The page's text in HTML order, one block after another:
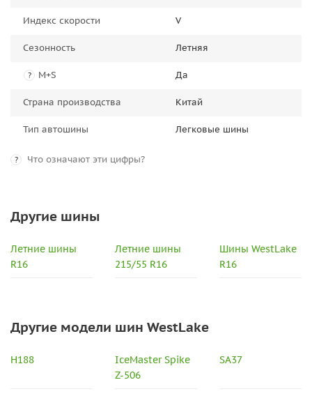
Индекс скорости V
Сезонность Летняя
? M+S Да
Страна производства Китай
Тип автошины Легковые шины
? Что означают эти цифры?
Другие шины
Летние шины
R16
Летние шины
215/55 R16
Шины WestLake
R16
Другие модели шин WestLake
H188
IceMaster Spike
Z-506
SA37